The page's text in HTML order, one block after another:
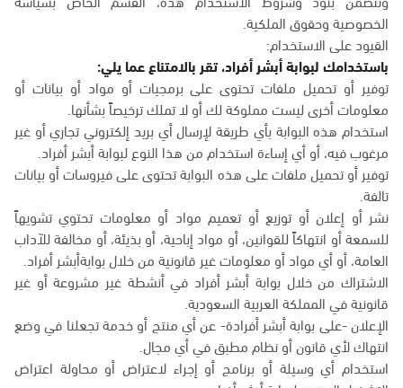
الخصوصية وحقوق الملكية.
القيود على الاستخدام:
باستخدامك لبوابة أبشر أفراد، تقر بالامتناع عما يلي:
توفير أو تحميل ملفات تحتوى على برمجيات أو مواد أو بيانات أو
معلومات أخرى ليست مملوكة لك أو لا تملك ترخيصاً بشأنها.
استخدام هذه البوابة بأي طريقة لإرسال أي بريد إلكتروني تجاري أو غير
مرغوب فيه، أو أي إساءة استخدام من هذا النوع لبوابة أبشر أفراد.
توفير أو تحميل ملفات على هذه البوابة تحتوى على فيروسات أو بيانات
تالفة.
نشر أو إعلان أو توزيع أو تعميم مواد أو معلومات تحتوي تشويهاً
للسمعة أو انتهاكاً للقوانين، أو مواد إباحية، أو بذيئة، أو مخالفة للآداب
العامة، أو أي مواد أو معلومات غير قانونية من خلال بوابةأبشر أفراد.
الاشتراك من خلال بوابة أبشر أفراد في أنشطة غير مشروعة أو غير
قانونية في المملكة العربية السعودية.
الإعلان -على بوابة أبشر أفرادة- عن أي منتج أو خدمة تجعلنا في وضع
انتهاك لأي قانون أو نظام مطبق في أي مجال.
استخدام أي وسيلة أو برنامج أو إجراء لاعتراض أو محاولة اعتراض